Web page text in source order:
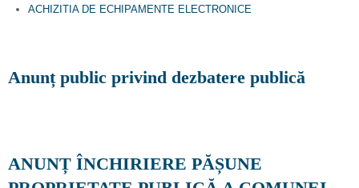
ACHIZITIA DE ECHIPAMENTE ELECTRONICE
Anunț public privind dezbatere publică
ANUNȚ ÎNCHIRIERE PĂȘUNE